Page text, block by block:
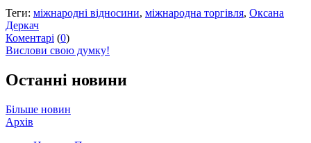
Теги: міжнародні відносини, міжнародна торгівля, Оксана
Деркач
Коментарі (0)
Вислови свою думку!
Останні новини
Більше новин
Архів